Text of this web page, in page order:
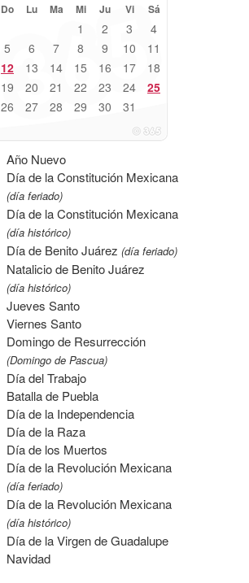
Do Lu Ma Mi Ju Vi Sá
1 2 3 4
5 6 7 8 9 10 11
12 13 14 15 16 17 18
19 20 21 22 23 24 25
26 27 28 29 30 31
Año Nuevo
Día de la Constitución Mexicana
(día feriado)
Día de la Constitución Mexicana
(día histórico)
Día de Benito Juárez (día feriado)
Natalicio de Benito Juárez
(día histórico)
Jueves Santo
Viernes Santo
Domingo de Resurrección
(Domingo de Pascua)
Día del Trabajo
Batalla de Puebla
Día de la Independencia
Día de la Raza
Día de los Muertos
Día de la Revolución Mexicana
(día feriado)
Día de la Revolución Mexicana
(día histórico)
Día de la Virgen de Guadalupe
Navidad